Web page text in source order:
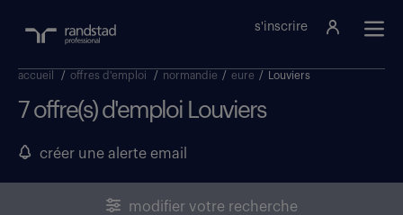
s'inscrire
accueil / offres d'emploi / normandie / eure / Louviers
7 offre(s) d'emploi Louviers
créer une alerte email
modifier votre recherche